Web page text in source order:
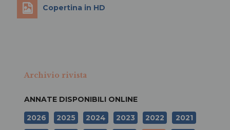
Copertina in HD
Archivio rivista
ANNATE DISPONIBILI ONLINE
2026
2025 2024 2023 2022
2021